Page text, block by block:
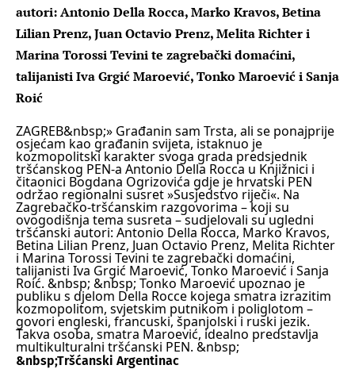
autori: Antonio Della Rocca, Marko Kravos, Betina
Lilian Prenz, Juan Octavio Prenz, Melita Richter i
Marina Torossi Tevini te zagrebački domaćini,
talijanisti Iva Grgić Maroević, Tonko Maroević i Sanja
Roić
ZAGREB&nbsp;» Građanin sam Trsta, ali se ponajprije
osjećam kao građanin svijeta, istaknuo je
kozmopolitski karakter svoga grada predsjednik
tršćanskog PEN-a Antonio Della Rocca u Knjižnici i
čitaonici Bogdana Ogrizovića gdje je hrvatski PEN
održao regionalni susret »Susjedstvo riječi«. Na
Zagrebačko-tršćanskim razgovorima – koji su
ovogodišnja tema susreta – sudjelovali su ugledni
tršćanski autori: Antonio Della Rocca, Marko Kravos,
Betina Lilian Prenz, Juan Octavio Prenz, Melita Richter
i Marina Torossi Tevini te zagrebački domaćini,
talijanisti Iva Grgić Maroević, Tonko Maroević i Sanja
Roić. &nbsp; &nbsp; Tonko Maroević upoznao je
publiku s djelom Della Rocce kojega smatra izrazitim
kozmopolitom, svjetskim putnikom i poliglotom –
govori engleski, francuski, španjolski i ruski jezik.
Takva osoba, smatra Maroević, idealno predstavlja
multikulturalni tršćanski PEN. &nbsp;
&nbsp;Tršćanski Argentinac